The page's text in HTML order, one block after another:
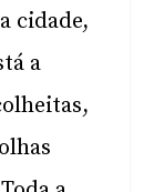
cidade,
a